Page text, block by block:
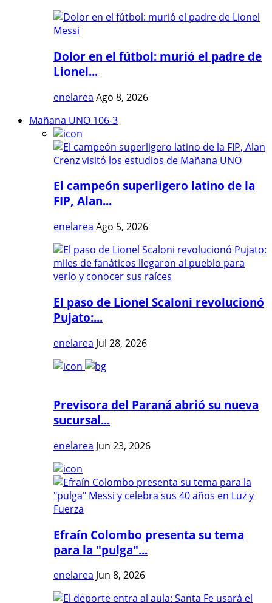
Dolor en el fútbol: murió el padre de
Lionel...
enelarea Ago 8, 2026
Mañana UNO 106-3
El campeón superligero latino de la
FIP, Alan...
enelarea Ago 5, 2026
El paso de Lionel Scaloni revolucionó
Pujato:...
enelarea Jul 28, 2026
Previsora del Paraná abrió su nueva
sucursal...
enelarea Jun 23, 2026
Efraín Colombo presenta su tema
para la "pulga"...
enelarea Jun 8, 2026